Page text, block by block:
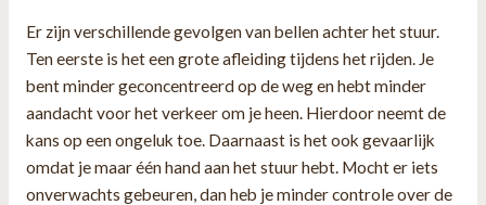
Er zijn verschillende gevolgen van bellen achter het stuur.
Ten eerste is het een grote afleiding tijdens het rijden. Je
bent minder geconcentreerd op de weg en hebt minder
aandacht voor het verkeer om je heen. Hierdoor neemt de
kans op een ongeluk toe. Daarnaast is het ook gevaarlijk
omdat je maar één hand aan het stuur hebt. Mocht er iets
onverwachts gebeuren, dan heb je minder controle over de